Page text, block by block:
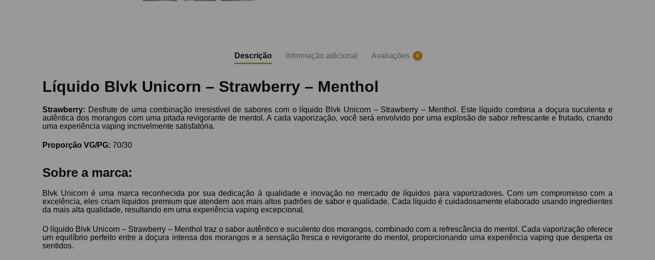
Descrição Informação adicional Avaliações 0
Líquido Blvk Unicorn – Strawberry – Menthol
Strawberry: Desfrute de uma combinação irresistível de sabores com o líquido Blvk Unicorn – Strawberry – Menthol. Este líquido combina a doçura suculenta e
autêntica dos morangos com uma pitada revigorante de mentol. A cada vaporização, você será envolvido por uma explosão de sabor refrescante e frutado, criando
uma experiência vaping incrivelmente satisfatória.
Proporção VG/PG: 70/30
Sobre a marca:
Blvk Unicorn é uma marca reconhecida por sua dedicação à qualidade e inovação no mercado de líquidos para vaporizadores. Com um compromisso com a
excelência, eles criam líquidos premium que atendem aos mais altos padrões de sabor e qualidade. Cada líquido é cuidadosamente elaborado usando ingredientes
da mais alta qualidade, resultando em uma experiência vaping excepcional.
O líquido Blvk Unicorn – Strawberry – Menthol traz o sabor autêntico e suculento dos morangos, combinado com a refrescância do mentol. Cada vaporização oferece
um equilíbrio perfeito entre a doçura intensa dos morangos e a sensação fresca e revigorante do mentol, proporcionando uma experiência vaping que desperta os
sentidos.